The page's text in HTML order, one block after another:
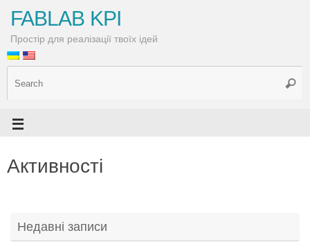
FABLAB KPI
Простір для реалізації твоїх ідей
Активності
Недавні записи